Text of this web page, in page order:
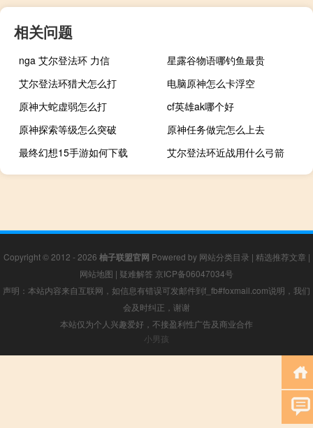
相关问题
nga 艾尔登法环 力信
星露谷物语哪钓鱼最贵
艾尔登法环猎犬怎么打
电脑原神怎么卡浮空
原神大蛇虚弱怎么打
cf英雄ak哪个好
原神探索等级怎么突破
原神任务做完怎么上去
最终幻想15手游如何下载
艾尔登法环近战用什么弓箭
Copyright © 2012 - 2026 柚子联盟官网 Powered by 网站分类目录 | 精选推荐文章 |
网站地图 | 疑难解答 京ICP备06047034号
声明：本站内容来自互联网，如信息有错误可发邮件到f_fb#foxmail.com说明，我们
会及时纠正，谢谢
本站仅为个人兴趣爱好，不接盈利性广告及商业合作
小男孩